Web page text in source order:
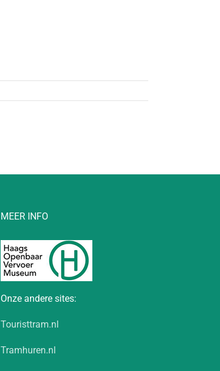
MEER INFO
Onze andere sites:
Touristtram.nl
Tramhuren.nl